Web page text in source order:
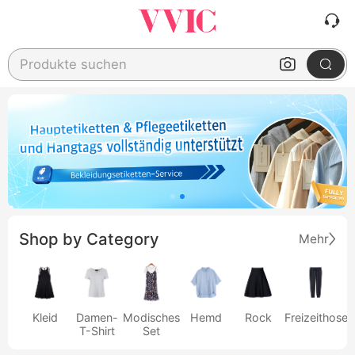
Produkte suchen
Shop by Category Mehr
Kleid
Damen-
T-Shirt
Modisches
Set
Hemd Rock Freizeithose